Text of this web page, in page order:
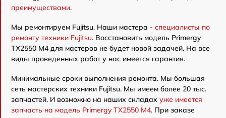
преимуществами.
Мы ремонтируем Fujitsu. Наши мастера - специалисты по
ремонту техники Fujitsu. Восстановить модель Primergy
TX2550 M4 для мастеров не будет новой задачей. На все
виды проведенных работ у нас имеется гарантия.
Минимальные сроки выполнения ремонта. Мы большая
сеть мастерских техники Fujitsu. Мы имеем более 20 тыс.
запчастей. И возможно на наших складах уже имеется
запчасть на модель Primergy TX2550 M4. При заказе